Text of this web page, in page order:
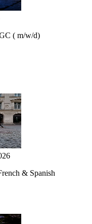
( m/w/d)
& Spanish